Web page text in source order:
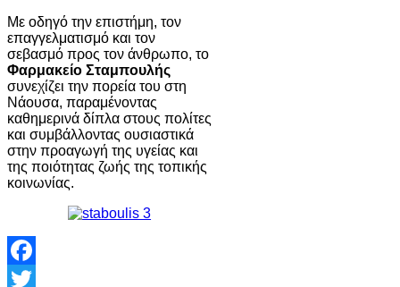
Με οδηγό την επιστήμη, τον
επαγγελματισμό και τον
σεβασμό προς τον άνθρωπο, το
Φαρμακείο Σταμπουλής
συνεχίζει την πορεία του στη
Νάουσα, παραμένοντας
καθημερινά δίπλα στους πολίτες
και συμβάλλοντας ουσιαστικά
στην προαγωγή της υγείας και
της ποιότητας ζωής της τοπικής
κοινωνίας.
Facebook